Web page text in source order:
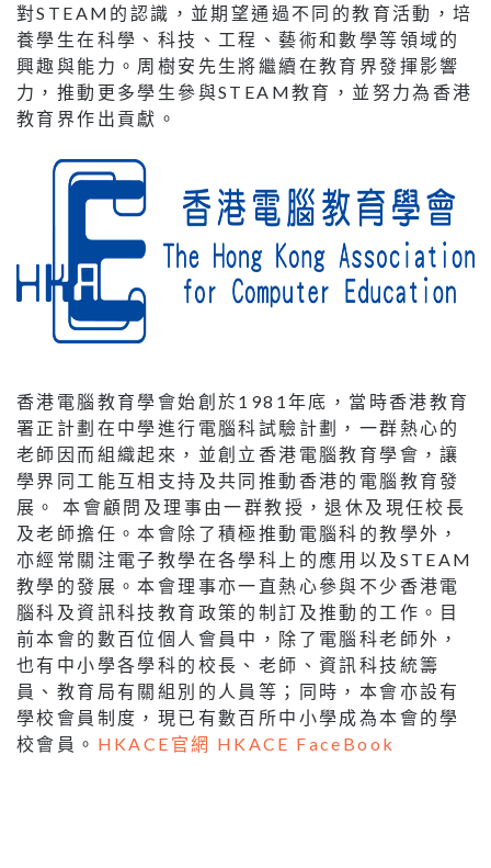
對STEAM的認識，並期望通過不同的教育活動，培
養學生在科學、科技、工程、藝術和數學等領域的
興趣與能力。周樹安先生將繼續在教育界發揮影響
力，推動更多學生參與STEAM教育，並努力為香港
教育界作出貢獻。
香港電腦教育學會始創於1981年底，當時香港教育
署正計劃在中學進行電腦科試驗計劃，一群熱心的
老師因而組織起來，並創立香港電腦教育學會，讓
學界同工能互相支持及共同推動香港的電腦教育發
展。 本會顧問及理事由一群教授，退休及現任校長
及老師擔任。本會除了積極推動電腦科的教學外，
亦經常關注電子教學在各學科上的應用以及STEAM
教學的發展。本會理事亦一直熱心參與不少香港電
腦科及資訊科技教育政策的制訂及推動的工作。目
前本會的數百位個人會員中，除了電腦科老師外，
也有中小學各學科的校長、老師、資訊科技統籌
員、教育局有關組別的人員等；同時，本會亦設有
學校會員制度，現已有數百所中小學成為本會的學
校會員。 HKACE官網 HKACE FaceBook